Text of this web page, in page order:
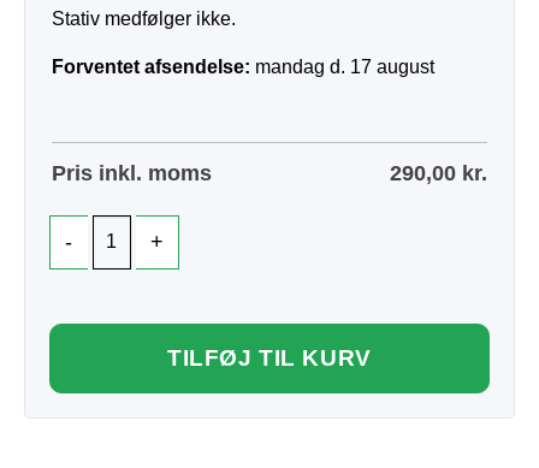
Stativ medfølger ikke.
Forventet afsendelse: mandag d. 17 august
Pris inkl. moms 290,00 kr.
TILFØJ TIL KURV